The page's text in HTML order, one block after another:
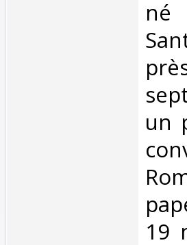
né
un
19